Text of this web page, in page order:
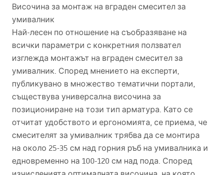
Височина за монтаж на вграден смесител за
умивалник
Най-лесен по отношение на съобразяване на
всички параметри с конкретния ползвател
изглежда монтажът на вграден смесител за
умивалник. Според мнението на експерти,
публикувано в множество тематични портали,
съществува универсална височина за
позициониране на този тип арматура. Като се
отчитат удобството и ергономията, се приема, че
смесителят за умивалник трябва да се монтира
на около 25-35 см над горния ръб на умивалника и
едновременно на 100-120 см над пода. Според